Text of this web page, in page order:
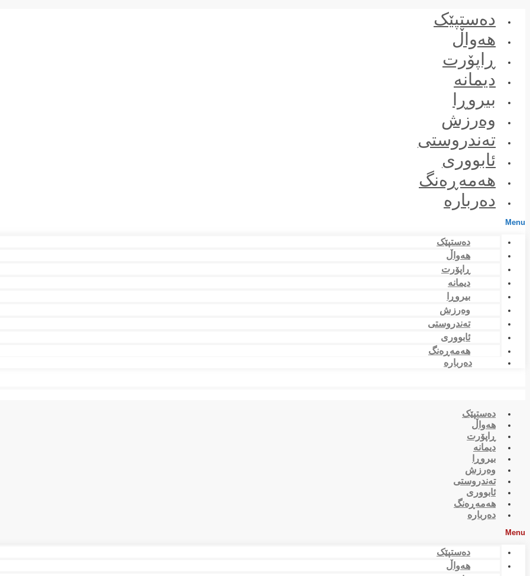
دەستپێک
هەواڵ
ڕاپۆرت
دیمانە
بیروڕا
وەرزش
تەندروستی
ئابووری
هەمەڕەنگ
دەربارە
Menu
دەستپێک
هەواڵ
ڕاپۆرت
دیمانە
بیروڕا
وەرزش
تەندروستی
ئابووری
هەمەڕەنگ
دەربارە
دەستپێک
هەواڵ
ڕاپۆرت
دیمانە
بیروڕا
وەرزش
تەندروستی
ئابووری
هەمەڕەنگ
دەربارە
Menu
دەستپێک
هەواڵ